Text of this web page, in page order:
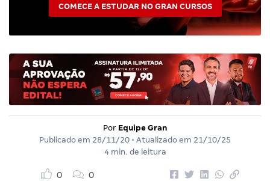
COMECE A ESTUDAR NO GRAN CURSOS
Por Equipe Gran
Publicado em 28/11/20 • Atualizado em 21/10/25
4 min. de leitura
0 0